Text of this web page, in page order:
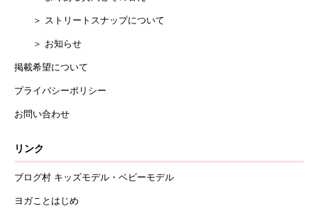
＞ ストリートスナップについて
＞ お知らせ
掲載希望について
プライバシーポリシー
お問い合わせ
リンク
ブログ村 キッズモデル・ベビーモデル
ヨガことはじめ